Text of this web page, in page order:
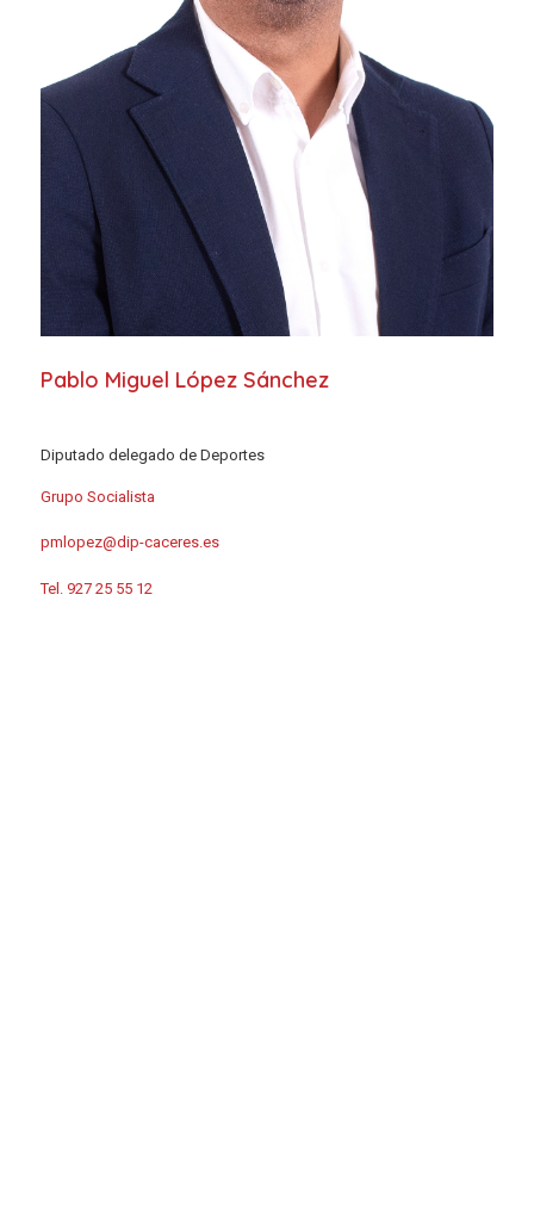
Pablo Miguel López Sánchez
Diputado delegado de Deportes
Grupo Socialista
pmlopez@dip-caceres.es
Tel. 927 25 55 12